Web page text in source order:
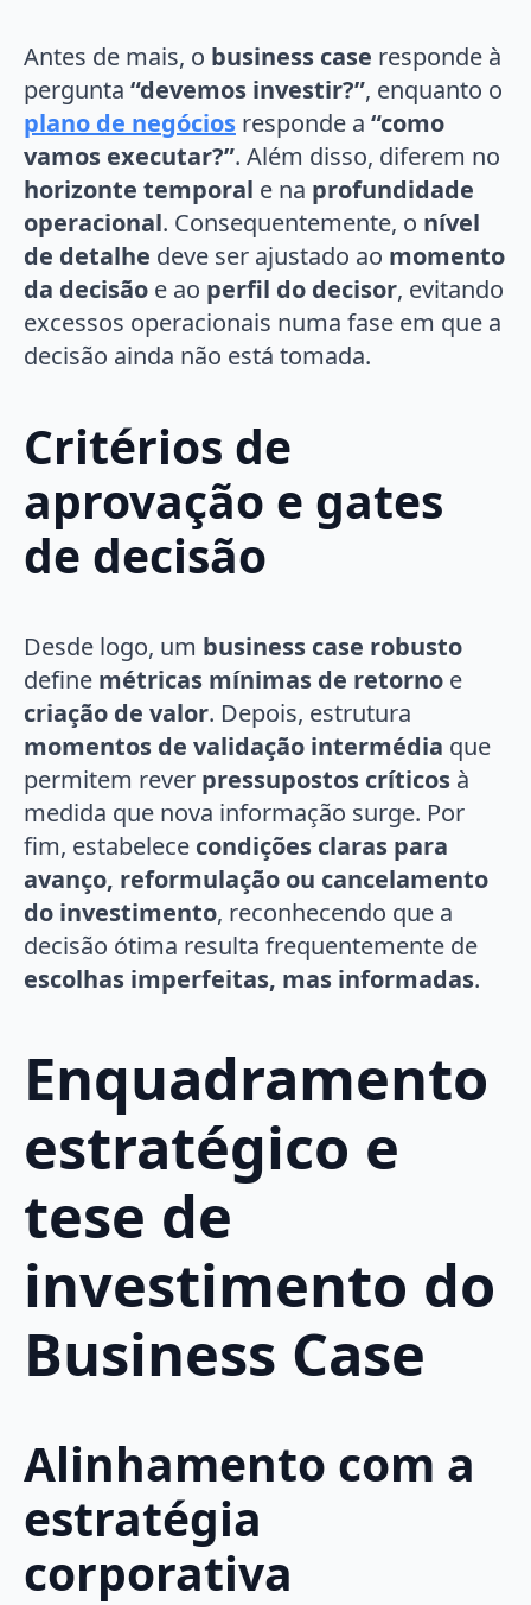
Antes de mais, o business case responde à
pergunta “devemos investir?”, enquanto o
plano de negócios responde a “como
vamos executar?”. Além disso, diferem no
horizonte temporal e na profundidade
operacional. Consequentemente, o nível
de detalhe deve ser ajustado ao momento
da decisão e ao perfil do decisor, evitando
excessos operacionais numa fase em que a
decisão ainda não está tomada.
Critérios de
aprovação e gates
de decisão
Desde logo, um business case robusto
define métricas mínimas de retorno e
criação de valor. Depois, estrutura
momentos de validação intermédia que
permitem rever pressupostos críticos à
medida que nova informação surge. Por
fim, estabelece condições claras para
avanço, reformulação ou cancelamento
do investimento, reconhecendo que a
decisão ótima resulta frequentemente de
escolhas imperfeitas, mas informadas.
Enquadramento
estratégico e
tese de
investimento do
Business Case
Alinhamento com a
estratégia
corporativa